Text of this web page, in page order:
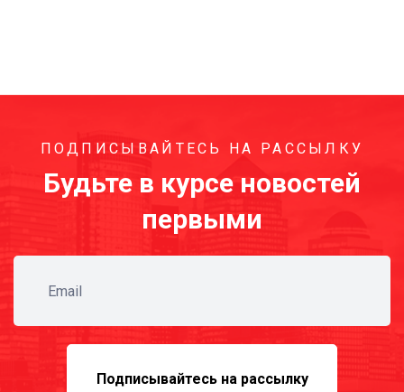
ПОДПИСЫВАЙТЕСЬ НА РАССЫЛКУ
Будьте в курсе новостей
первыми
Подписывайтесь на рассылку